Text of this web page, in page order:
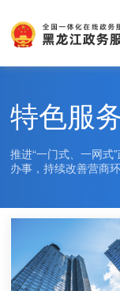
特色服
推进“一门式、一网式
办事，持续改善营商